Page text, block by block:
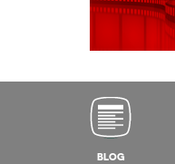
BLOG